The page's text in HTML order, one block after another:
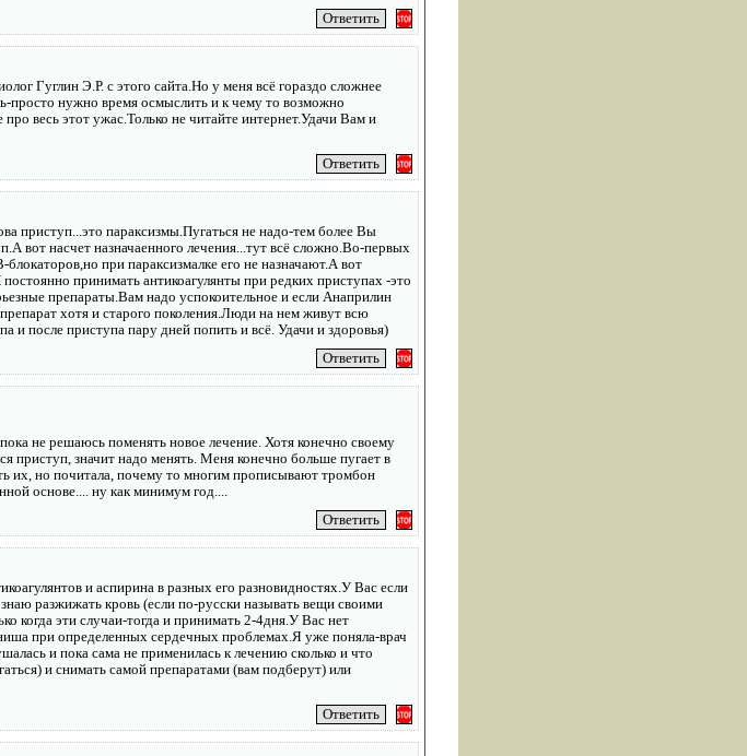
Гуглин Э.Р. с этого сайта.Но у меня всё гораздо сложнее
нужно время осмыслить и к чему то возможно
весь этот ужас.Только не читайте интернет.Удачи Вам и
приступ...это параксизмы.Пугаться не надо-тем более Вы
вот насчет назначаенного лечения...тут всё сложно.Во-первых
при параксизмалке его не назначают.А вот
принимать антикоагулянты при редких приступах -это
препараты.Вам надо успокоительное и если Анаприлин
хотя и старого поколения.Люди на нем живут всю
и после приступа пару дней попить и всё. Удачи и здоровья)
не решаюсь поменять новое лечение. Хотя конечно своему
приступ, значит надо менять. Меня конечно больше пугает в
их, но почитала, почему то многим прописывают тромбон
основе.... ну как минимум год....
и аспирина в разных его разновидностях.У Вас если
разжижать кровь (если по-русски называть вещи своими
когда эти случаи-тогда и принимать 2-4дня.У Вас нет
при определенных сердечных проблемах.Я уже поняла-врач
и пока сама не применилась к лечению сколько и что
и снимать самой препаратами (вам подберут) или